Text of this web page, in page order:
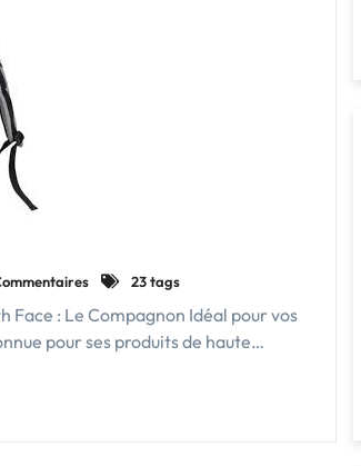
23 tags
Face : Le Compagnon Idéal pour vos
pour ses produits de haute…